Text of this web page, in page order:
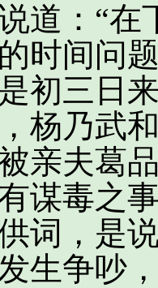
：“在
时间问
初三日
杨乃武
亲夫葛
谋毒之
词，是
生争吵